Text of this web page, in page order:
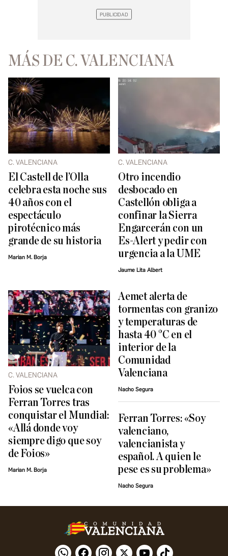
MÁS DE C. VALENCIANA
C. VALENCIANA
El Castell de l’Olla
celebra esta noche sus
40 años con el
espectáculo
pirotécnico más
grande de su historia
Marian M. Borja
C. VALENCIANA
Otro incendio
desbocado en
Castellón obliga a
confinar la Sierra
Engarcerán con un
Es-Alert y pedir con
urgencia a la UME
Jaume Lita Albert
C. VALENCIANA
Foios se vuelca con
Ferran Torres tras
conquistar el Mundial:
«Allá donde voy
siempre digo que soy
de Foios»
Marian M. Borja
Aemet alerta de
tormentas con granizo
y temperaturas de
hasta 40 °C en el
interior de la
Comunidad
Valenciana
Nacho Segura
Ferran Torres: «Soy
valenciano,
valencianista y
español. A quien le
pese es su problema»
Nacho Segura